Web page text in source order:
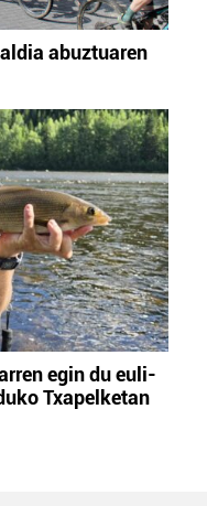
abuztuaren
egin du euli-
Txapelketan